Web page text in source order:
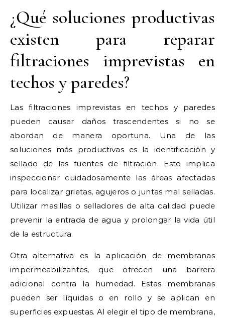
¿Qué soluciones productivas
existen para reparar
filtraciones imprevistas en
techos y paredes?
Las filtraciones imprevistas en techos y paredes
pueden causar daños trascendentes si no se
abordan de manera oportuna. Una de las
soluciones más productivas es la identificación y
sellado de las fuentes de filtración. Esto implica
inspeccionar cuidadosamente las áreas afectadas
para localizar grietas, agujeros o juntas mal selladas.
Utilizar masillas o selladores de alta calidad puede
prevenir la entrada de agua y prolongar la vida útil
de la estructura.
Otra alternativa es la aplicación de membranas
impermeabilizantes, que ofrecen una barrera
adicional contra la humedad. Estas membranas
pueden ser líquidas o en rollo y se aplican en
superficies expuestas. Al elegir el tipo de membrana,